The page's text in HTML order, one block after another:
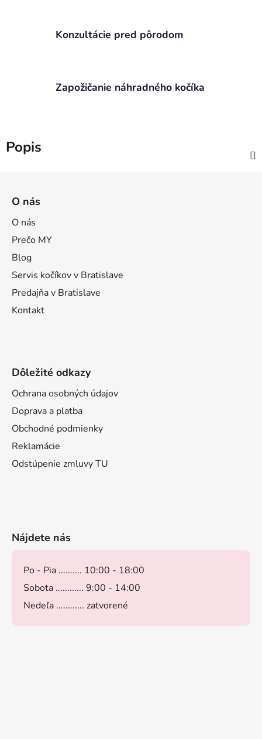
Konzultácie pred pôrodom
Zapožičanie náhradného kočíka
Popis
O nás
O nás
Prečo MY
Blog
Servis kočíkov v Bratislave
Predajňa v Bratislave
Kontakt
Dôležité odkazy
Ochrana osobných údajov
Doprava a platba
Obchodné podmienky
Reklamácie
Odstúpenie zmluvy TU
Nájdete nás
Po - Pia .......... 10:00 - 18:00
Sobota ............ 9:00 - 14:00
Nedeľa ............ zatvorené